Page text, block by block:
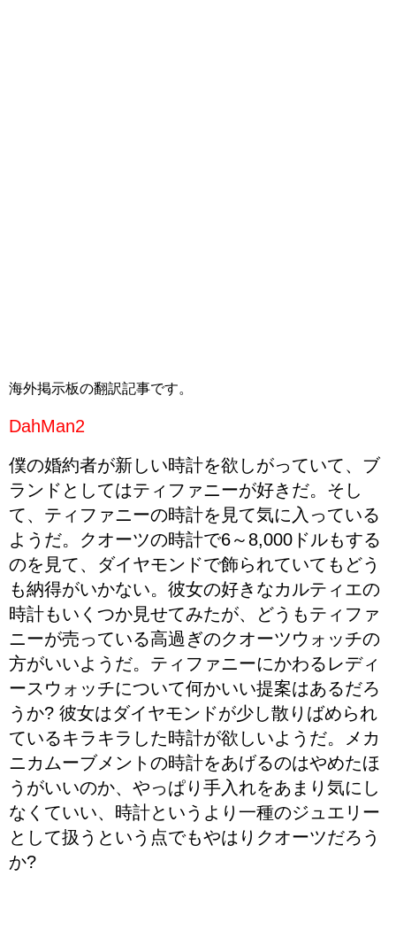
海外掲示板の翻訳記事です。
DahMan2
僕の婚約者が新しい時計を欲しがっていて、ブ
ランドとしてはティファニーが好きだ。そし
て、ティファニーの時計を見て気に入っている
ようだ。クオーツの時計で6～8,000ドルもする
のを見て、ダイヤモンドで飾られていてもどう
も納得がいかない。彼女の好きなカルティエの
時計もいくつか見せてみたが、どうもティファ
ニーが売っている高過ぎのクオーツウォッチの
方がいいようだ。ティファニーにかわるレディ
ースウォッチについて何かいい提案はあるだろ
うか? 彼女はダイヤモンドが少し散りばめられ
ているキラキラした時計が欲しいようだ。メカ
ニカムーブメントの時計をあげるのはやめたほ
うがいいのか、やっぱり手入れをあまり気にし
なくていい、時計というより一種のジュエリー
として扱うという点でもやはりクオーツだろう
か?